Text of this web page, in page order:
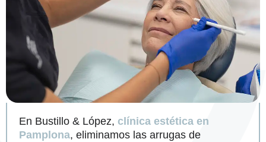
En Bustillo & López, clínica estética en
Pamplona, eliminamos las arrugas de